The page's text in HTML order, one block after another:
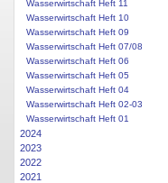
Wasserwirtschaft Heft 11
Wasserwirtschaft Heft 10
Wasserwirtschaft Heft 09
Wasserwirtschaft Heft 07/08
Wasserwirtschaft Heft 06
Wasserwirtschaft Heft 05
Wasserwirtschaft Heft 04
Wasserwirtschaft Heft 02-03
Wasserwirtschaft Heft 01
2024
2023
2022
2021